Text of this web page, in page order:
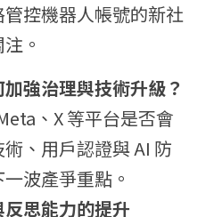
控機器人帳號的新社
。
強治理與技術升級？
、X 等平台是否會
、用戶認證與 AI 防
波產爭重點。
思能力的提升